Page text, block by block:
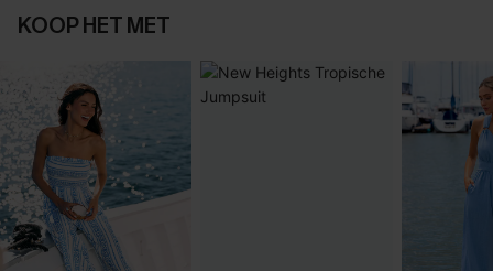
KOOP HET MET